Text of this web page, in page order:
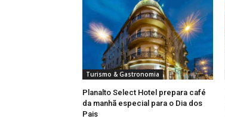
Turismo & Gastronomia
Planalto Select Hotel prepara café
da manhã especial para o Dia dos
Pais